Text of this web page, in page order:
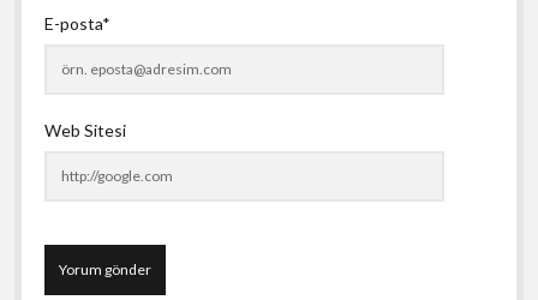
E-posta*
Web Sitesi